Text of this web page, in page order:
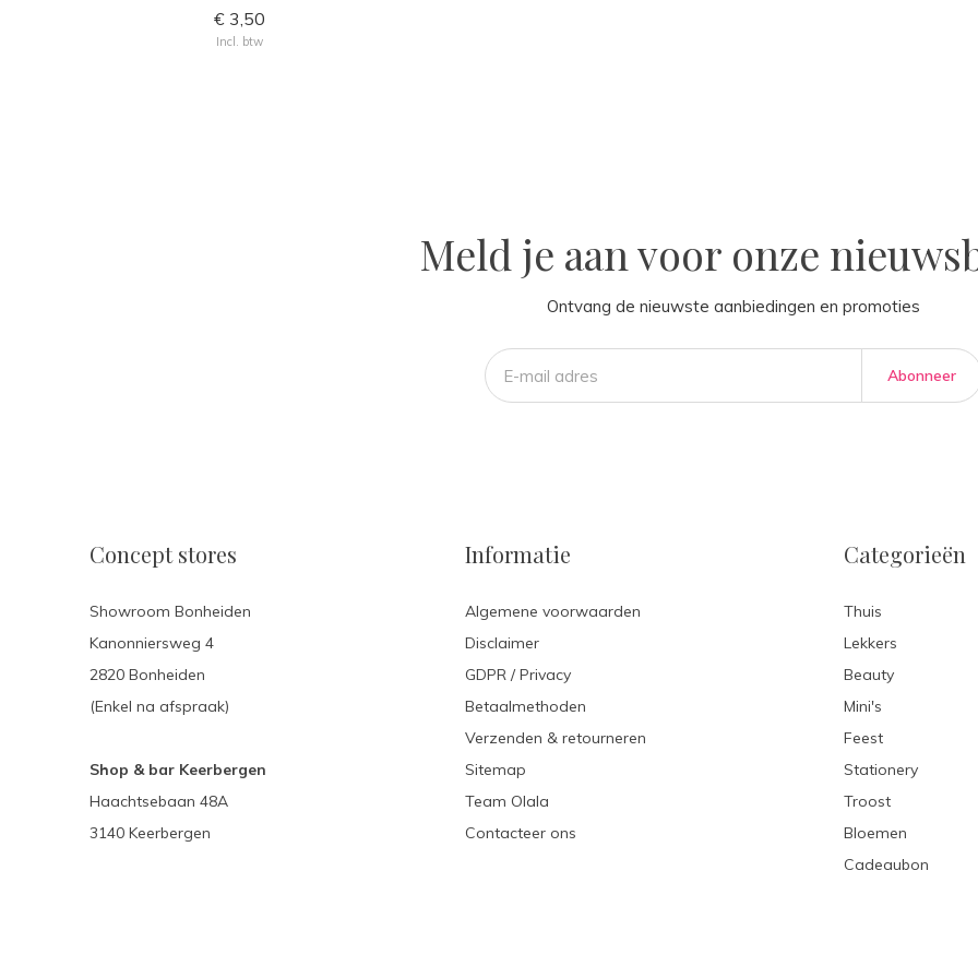
€ 3,50
Incl. btw
Meld je aan voor onze
Ontvang de nieuwste aanbiedingen en promoties
Abonneer
Concept stores
Showroom Bonheiden
Kanonniersweg 4
2820 Bonheiden
(Enkel na afspraak)
Shop & bar Keerbergen
Haachtsebaan 48A
3140 Keerbergen
Informatie
Algemene voorwaarden
Disclaimer
GDPR / Privacy
Betaalmethoden
Verzenden & retourneren
Sitemap
Team Olala
Contacteer ons
Categorieën
Thuis
Lekkers
Beauty
Mini's
Feest
Stationery
Troost
Bloemen
Cadeaubon